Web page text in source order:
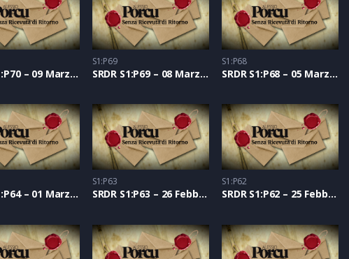
SRDR S1:P70 – 09 Marzo 2021
S1:P69
SRDR S1:P69 – 08 Marzo 2021
S1:P68
SRDR S1:P68 – 05 Marzo 2021
SRDR S1:P64 – 01 Marzo 2021
S1:P63
SRDR S1:P63 – 26 Febbraio 2021
S1:P62
SRDR S1:P62 – 25 Febbraio 2021